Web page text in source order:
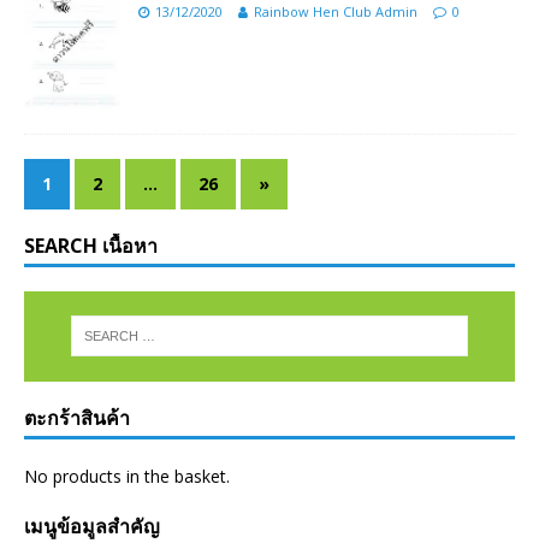
13/12/2020 Rainbow Hen Club Admin 0
1 2 … 26 »
SEARCH เนื้อหา
ตะกร้าสินค้า
No products in the basket.
เมนูข้อมูลสำคัญ